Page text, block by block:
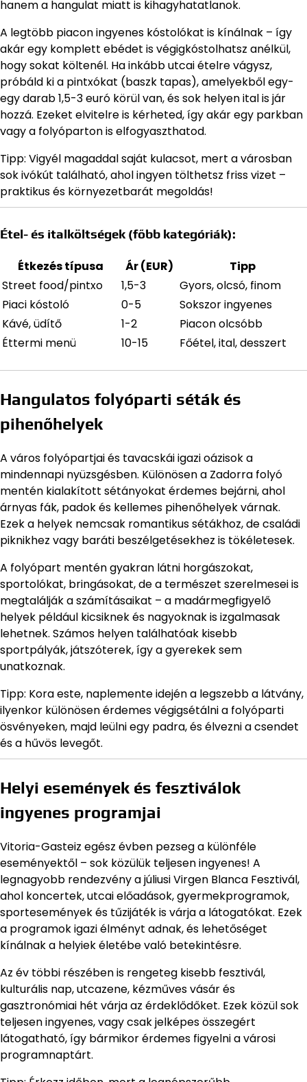
hanem a hangulat miatt is kihagyhatatlanok.
A legtöbb piacon ingyenes kóstolókat is kínálnak – így
akár egy komplett ebédet is végigkóstolhatsz anélkül,
hogy sokat költenél. Ha inkább utcai ételre vágysz,
próbáld ki a pintxókat (baszk tapas), amelyekből egy-
egy darab 1,5-3 euró körül van, és sok helyen ital is jár
hozzá. Ezeket elvitelre is kérheted, így akár egy parkban
vagy a folyóparton is elfogyaszthatod.
Tipp: Vigyél magaddal saját kulacsot, mert a városban
sok ivókút található, ahol ingyen tölthetsz friss vizet –
praktikus és környezetbarát megoldás!
Étel- és italköltségek (főbb kategóriák):
Étkezés típusa Ár (EUR)
Tipp
Street food/pintxo
1,5-3
Gyors, olcsó, finom
Piaci kóstoló
0-5
Sokszor ingyenes
Kávé, üdítő
1-2
Piacon olcsóbb
Éttermi menü
10-15 Főétel, ital, desszert
Hangulatos folyóparti séták és
pihenőhelyek
A város folyópartjai és tavacskái igazi oázisok a
mindennapi nyüzsgésben. Különösen a Zadorra folyó
mentén kialakított sétányokat érdemes bejárni, ahol
árnyas fák, padok és kellemes pihenőhelyek várnak.
Ezek a helyek nemcsak romantikus sétákhoz, de családi
piknikhez vagy baráti beszélgetésekhez is tökéletesek.
A folyópart mentén gyakran látni horgászokat,
sportolókat, bringásokat, de a természet szerelmesei is
megtalálják a számításaikat – a madármegfigyelő
helyek például kicsiknek és nagyoknak is izgalmasak
lehetnek. Számos helyen találhatóak kisebb
sportpályák, játszóterek, így a gyerekek sem
unatkoznak.
Tipp: Kora este, naplemente idején a legszebb a látvány,
ilyenkor különösen érdemes végigsétálni a folyóparti
ösvényeken, majd leülni egy padra, és élvezni a csendet
és a hűvös levegőt.
Helyi események és fesztiválok
ingyenes programjai
Vitoria-Gasteiz egész évben pezseg a különféle
eseményektől – sok közülük teljesen ingyenes! A
legnagyobb rendezvény a júliusi Virgen Blanca Fesztivál,
ahol koncertek, utcai előadások, gyermekprogramok,
sportesemények és tűzijáték is várja a látogatókat. Ezek
a programok igazi élményt adnak, és lehetőséget
kínálnak a helyiek életébe való betekintésre.
Az év többi részében is rengeteg kisebb fesztivál,
kulturális nap, utcazene, kézműves vásár és
gasztronómiai hét várja az érdeklődőket. Ezek közül sok
teljesen ingyenes, vagy csak jelképes összegért
látogatható, így bármikor érdemes figyelni a városi
programnaptárt.